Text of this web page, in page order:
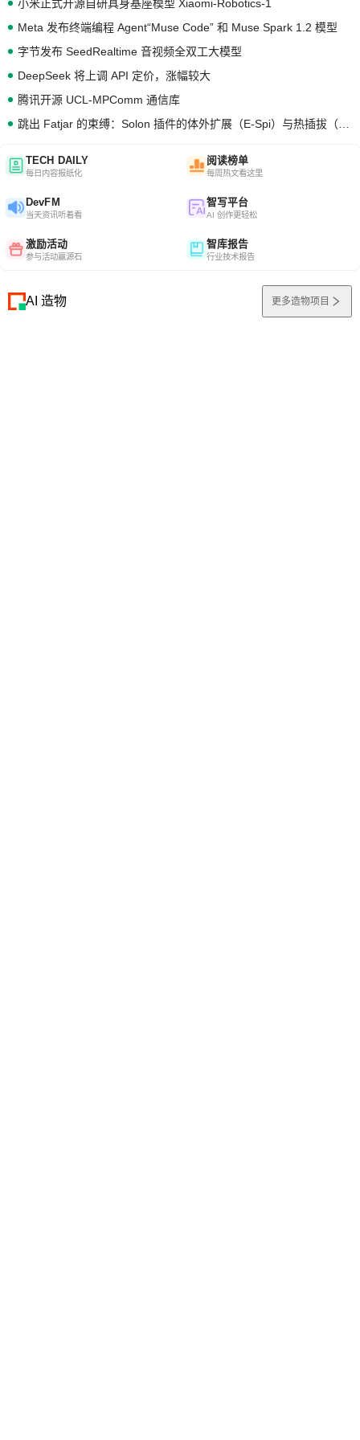
小米正式开源自研具身基座模型 Xiaomi-Robotics-1
Meta 发布终端编程 Agent“Muse Code” 和 Muse Spark 1.2 模型
字节发布 SeedRealtime 音视频全双工大模型
DeepSeek 将上调 API 定价，涨幅较大
腾讯开源 UCL-MPComm 通信库
TECH DAILY
每日内容报纸化
阅读榜单
每周热文看这里
DevFM
当天资讯听着看
智写平台
AI 创作更轻松
激励活动
参与活动赢源石
智库报告
行业技术报告
AI 造物 更多造物项目